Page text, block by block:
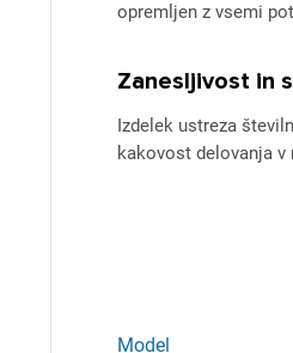
opremljen z vsemi
Zanesljivost in
Izdelek ustreza
kakovost delovanja v
Model